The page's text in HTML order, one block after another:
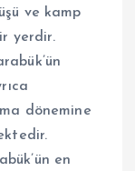
ve kamp
yerdir.
dönemine
en